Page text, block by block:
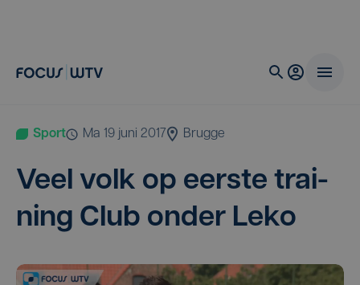
Sport ma 19 juni 2017 Brugge
Veel volk op eer­ste trai­
ning Club onder Leko